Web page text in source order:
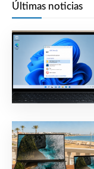
Últimas noticias